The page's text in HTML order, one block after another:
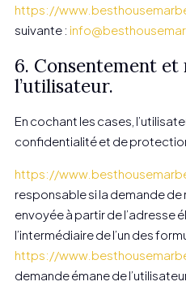
https://
suivante :
6. Consentement
l’utilisateur.
En cochant les cases,
confidentialité et de
https://
responsable si la demande
envoyée à partir de l’adresse
l’intermédiaire de l’un des
https://
demande émane de